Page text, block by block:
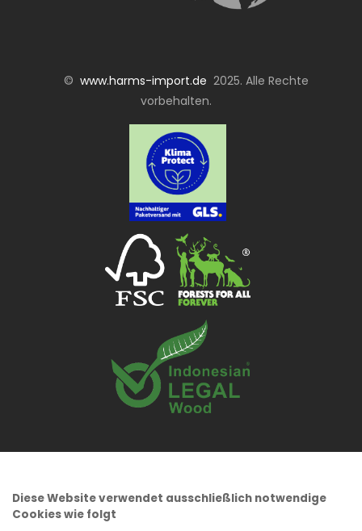
© www.harms-import.de 2025. Alle Rechte
vorbehalten.
Diese Website verwendet ausschließlich notwendige
Cookies wie folgt